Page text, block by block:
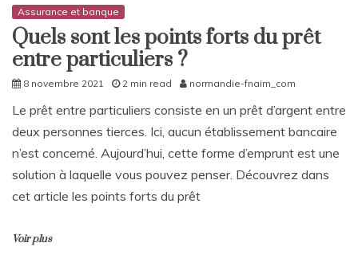
Assurance et banque
Quels sont les points forts du prêt
entre particuliers ?
8 novembre 2021 2 min read normandie-fnaim_com
Le prêt entre particuliers consiste en un prêt d’argent entre
deux personnes tierces. Ici, aucun établissement bancaire
n’est concerné. Aujourd’hui, cette forme d’emprunt est une
solution à laquelle vous pouvez penser. Découvrez dans
cet article les points forts du prêt
Voir plus